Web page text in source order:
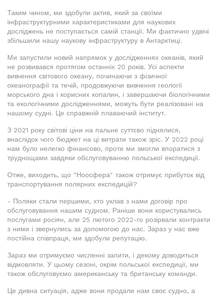
Таким чином, ми здобули актив, який за своїми
інфраструктурними характеристиками для наукових
досліджень не поступається самій станції. Ми фактично удвічі
збільшили нашу наукову інфраструктуру в Антарктиці.
Ми запустили новий напрямок у дослідженнях океанів, який
не розвивався протягом останніх 20 років. Усі аспекти
вивчення світового океану, починаючи з фізичної
океанографії та течій, продовжуючи вивчення геології
морського дна і корисних копалин, і завершаючи біологічними
та екологічними дослідженнями, можуть бути реалізовані на
нашому судні. Це справжній плаваючий інститут.
З 2021 року світові ціни на пальне суттєво піднялися,
внаслідок чого бюджет на ці витрати також зріс. У 2022 році
нам було нелегко фінансово, проте ми змогли впоратися з
труднощами завдяки обслуговуванню польської експедиції.
Отже, виходить, що "Ноосфера" також отримує прибуток від
транспортування полярних експедицій?
- Поляки стали першими, хто уклав з нами договір про
обслуговування нашим судном. Раніше вони користувались
послугами росіян, але 25 лютого 2022-го розірвали контракти
з ними і звернулись за допомогою до нас. Зараз у нас вже
постійна співпраця, ми здобули репутацію.
Зараз ми отримуємо численні запити, і декому доводиться
відмовляти. У цьому сезоні, окрім польської експедиції, ми
також обслуговуємо американську та британську команди.
Це дивна ситуація, адже вони продали нам своє судно, а